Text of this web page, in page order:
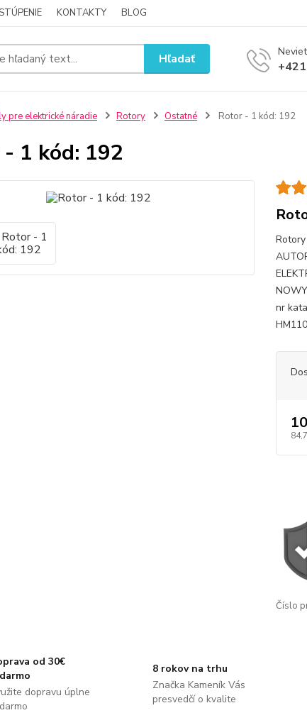
KONTAKTY BLOG
Hľadať
pre elektrické náradie Rotory Ostatné Rotor - 1 kód: 192
1 kód: 192
nr
Číslo
od 30€
dopravu úplne
8 rokov na trhu
Značka Kameník Vás
presvedčí o kvalite